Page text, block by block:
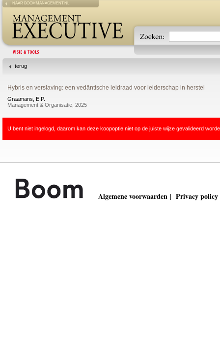
NAAR BOOMMANAGEMENT.NL
terug
Hybris en verslaving: een vedāntische leidraad voor leiderschap in herstel
Graamans, E.P.
Management & Organisatie, 2025
U bent niet ingelogd, daarom kan deze koopoptie niet op de juiste wijze gevalideerd
Algemene voorwaarden | Privacy policy